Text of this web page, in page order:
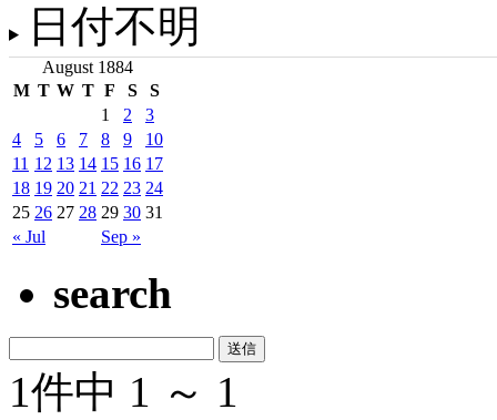
日付不明
August 1884
M T W T F S S
« Jul Sep »
1 2
3
4
5 6 7 8 9
10
11 12 13 14 15 16 17
18 19 20 21 22 23 24
25 26 27 28 29 30 31
search
1件中 1 ～ 1